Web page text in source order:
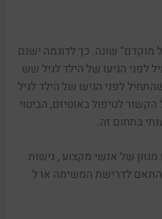
מוקדם” שונה. כך לדוגמה ישנם
לפני הגיעו של הילד לגיל שש
לפני הגיעו של הילד לגיל
לטיפול באוטיזם, הביטוי
בתחום זה.
של אנשי מקצוע , גישות
בהתאם לדרישת המשימה או ל